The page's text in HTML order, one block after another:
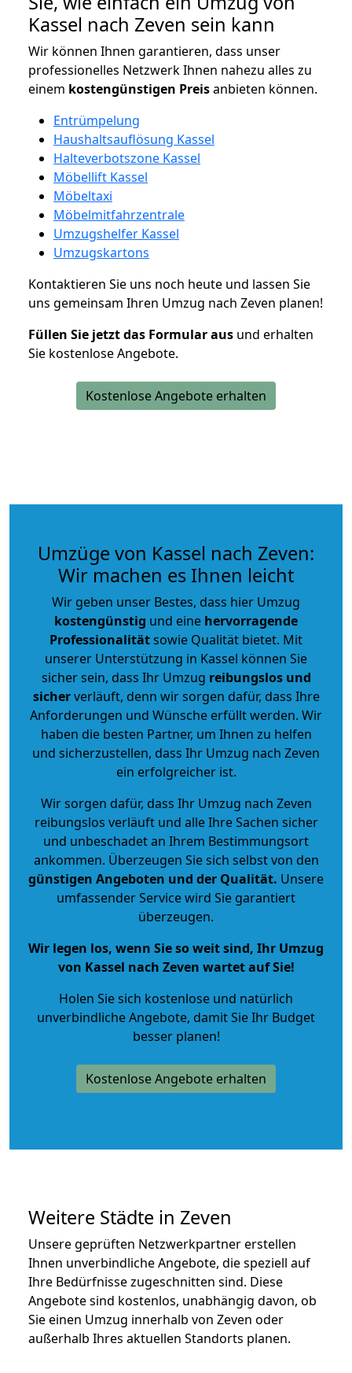
Kassel nach Zeven sein kann
Wir können Ihnen garantieren, dass unser
professionelles Netzwerk Ihnen nahezu alles zu
einem kostengünstigen Preisanbieten können.
Entrümpelung
Haushaltsauflösung Kassel
Halteverbotszone Kassel
Möbellift Kassel
Möbeltaxi
Möbelmitfahrzentrale
Umzugshelfer Kassel
Umzugskartons
Kontaktieren Sie uns noch heute und lassen Sie
uns gemeinsam Ihren Umzug nach Zeven planen!
Füllen Sie jetzt das Formular aus und erhalten
Sie kostenlose Angebote.
Kostenlose Angebote erhalten
Umzüge von Kassel nach Zeven:
Wir machen es Ihnen leicht
Wir geben unser Bestes, dass hier Umzug
kostengünstig und eine hervorragende
Professionalitätsowie Qualität bietet. Mit
unserer Unterstützung in Kassel können Sie
sicher sein, dass Ihr Umzug reibungslos und
sicherverläuft, denn wir sorgen dafür, dass Ihre
Anforderungen und Wünsche erfüllt werden. Wir
haben die besten Partner, um Ihnen zu helfen
und sicherzustellen, dass Ihr Umzug nach Zeven
ein erfolgreicher ist.
Wir sorgen dafür, dass Ihr Umzug nach Zeven
reibungslos verläuft und alle Ihre Sachen sicher
und unbeschadet an Ihrem Bestimmungsort
ankommen. Überzeugen Sie sich selbst von den
günstigen Angeboten und der Qualität. Unsere
umfassender Service wird Sie garantiert
überzeugen.
Wir legen los, wenn Sie so weit sind, Ihr Umzug
von Kassel nach Zeven wartet auf Sie!
Holen Sie sich kostenlose und natürlich
unverbindliche Angebote, damit Sie Ihr Budget
besser planen!
Kostenlose Angebote erhalten
Weitere Städte in Zeven
Unsere geprüften Netzwerkpartner erstellen
Ihnen unverbindliche Angebote, die speziell auf
Ihre Bedürfnisse zugeschnitten sind. Diese
Angebote sind kostenlos, unabhängig davon, ob
Sie einen Umzug innerhalb von Zeven oder
außerhalb Ihres aktuellen Standorts planen.